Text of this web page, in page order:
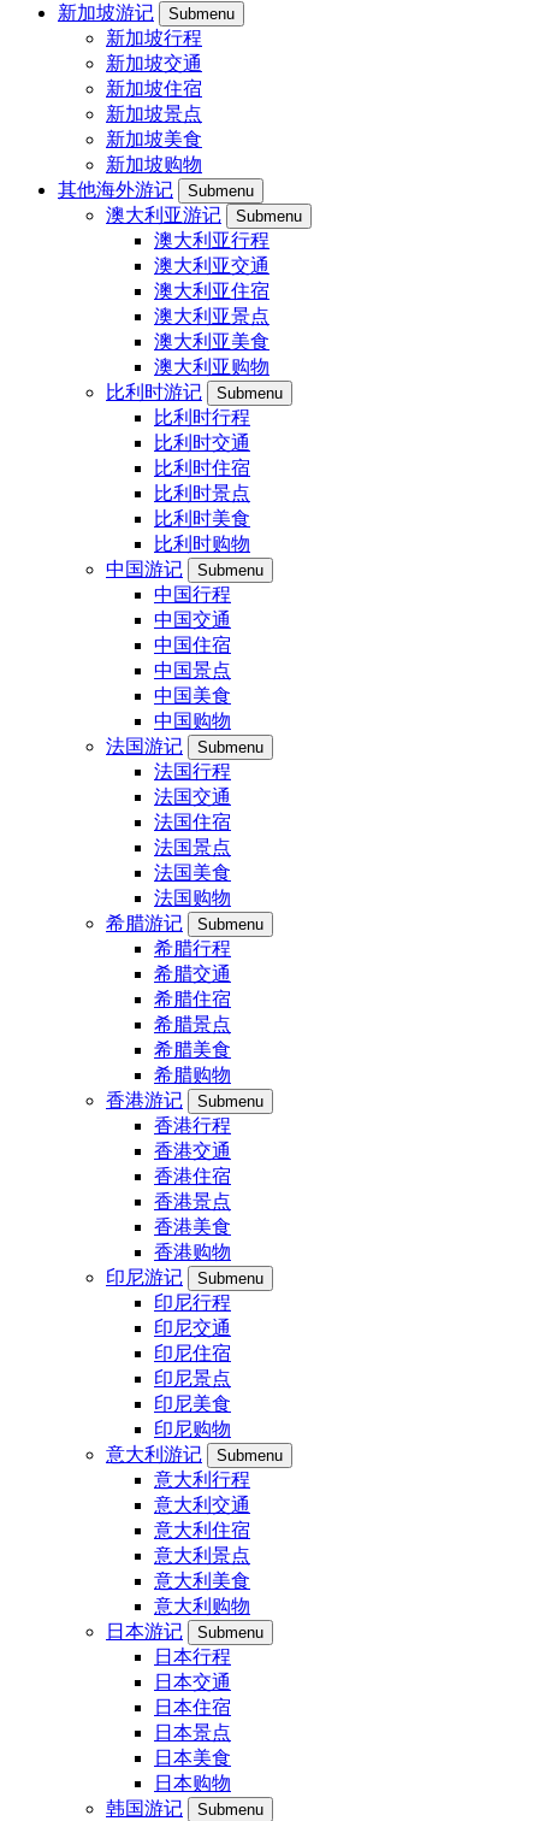
新加坡游记
Submenu
新加坡行程
新加坡交通
新加坡住宿
新加坡景点
新加坡美食
新加坡购物
其他海外游记
Submenu
澳大利亚游记 Submenu
澳大利亚行程
澳大利亚交通
澳大利亚住宿
澳大利亚景点
澳大利亚美食
澳大利亚购物
比利时游记
Submenu
比利时行程
比利时交通
比利时住宿
比利时景点
比利时美食
比利时购物
中国游记
Submenu
中国行程
中国交通
中国住宿
中国景点
中国美食
中国购物
法国游记
Submenu
法国行程
法国交通
法国住宿
法国景点
法国美食
法国购物
希腊游记
Submenu
希腊行程
希腊交通
希腊住宿
希腊景点
希腊美食
希腊购物
香港游记
Submenu
香港行程
香港交通
香港住宿
香港景点
香港美食
香港购物
印尼游记
Submenu
印尼行程
印尼交通
印尼住宿
印尼景点
印尼美食
印尼购物
意大利游记
Submenu
意大利行程
意大利交通
意大利住宿
意大利景点
意大利美食
意大利购物
日本游记
Submenu
日本行程
日本交通
日本住宿
日本景点
日本美食
日本购物
韩国游记
Submenu